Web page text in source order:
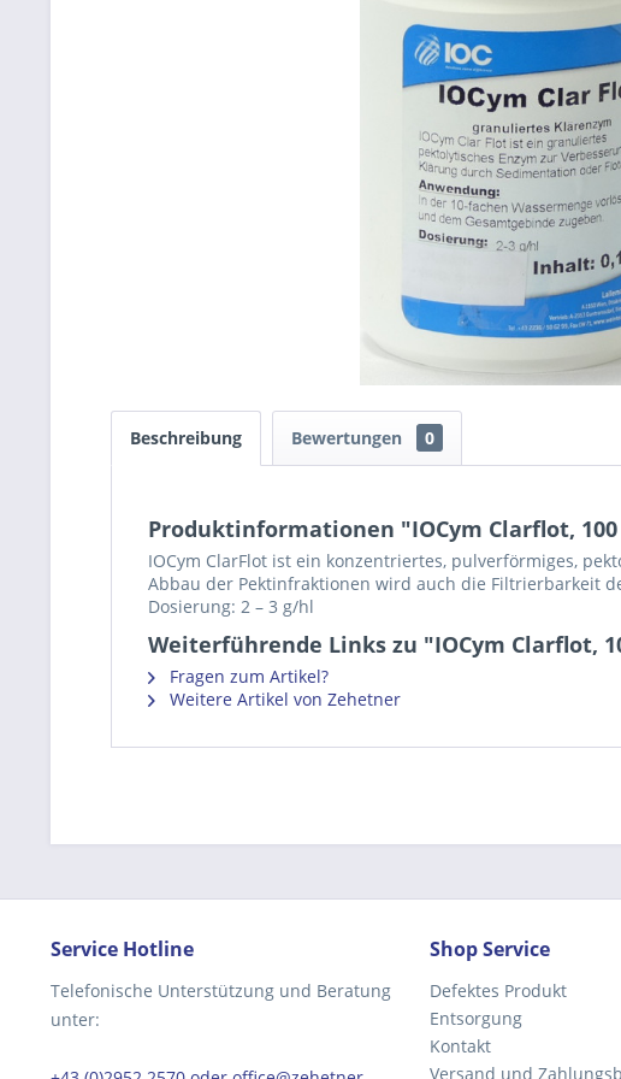
Beschreibung Bewertungen 0
Produktinformationen "IOCym Clarflot,
IOCym ClarFlot ist ein konzentriertes, pulverförmiges,
Abbau der Pektinfraktionen wird auch die Filtrierbarkeit
Dosierung: 2 – 3 g/hl
Weiterführende Links zu "IOCym Clarflot,
Fragen zum Artikel?
Weitere Artikel von Zehetner
Service Hotline
Telefonische Unterstützung und Beratung
unter:
Shop Service
Defektes Produkt
Entsorgung
Kontakt
Versand und